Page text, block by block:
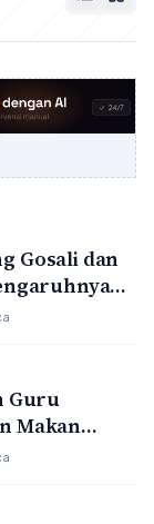
Gosali dan
Guru
Makan